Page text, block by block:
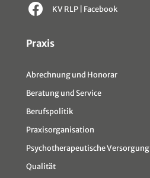
Sitemap
Praxis
Abrechnung und Honorar
Beratung und Service
Berufspolitik
Praxisorganisation
Psychotherapeutische Versorgung
Qualität
KV RLP | Facebook